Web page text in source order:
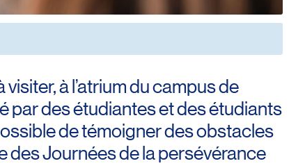
à l’atrium du campus de
par des étudiantes et des étudiants
de témoigner des obstacles
des Journées de la persévérance